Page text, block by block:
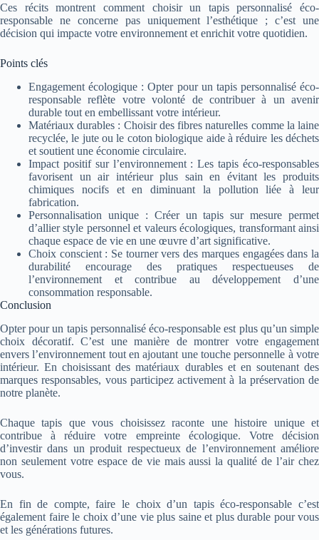
Ces récits montrent comment choisir un tapis personnalisé éco-
responsable ne concerne pas uniquement l’esthétique ; c’est une
décision qui impacte votre environnement et enrichit votre quotidien.
Points clés
Engagement écologique : Opter pour un tapis personnalisé éco-
responsable reflète votre volonté de contribuer à un avenir
durable tout en embellissant votre intérieur.
Matériaux durables : Choisir des fibres naturelles comme la laine
recyclée, le jute ou le coton biologique aide à réduire les déchets
et soutient une économie circulaire.
Impact positif sur l’environnement : Les tapis éco-responsables
favorisent un air intérieur plus sain en évitant les produits
chimiques nocifs et en diminuant la pollution liée à leur
fabrication.
Personnalisation unique : Créer un tapis sur mesure permet
d’allier style personnel et valeurs écologiques, transformant ainsi
chaque espace de vie en une œuvre d’art significative.
Choix conscient : Se tourner vers des marques engagées dans la
durabilité encourage des pratiques respectueuses de
l’environnement et contribue au développement d’une
consommation responsable.
Conclusion
Opter pour un tapis personnalisé éco-responsable est plus qu’un simple
choix décoratif. C’est une manière de montrer votre engagement
envers l’environnement tout en ajoutant une touche personnelle à votre
intérieur. En choisissant des matériaux durables et en soutenant des
marques responsables, vous participez activement à la préservation de
notre planète.
Chaque tapis que vous choisissez raconte une histoire unique et
contribue à réduire votre empreinte écologique. Votre décision
d’investir dans un produit respectueux de l’environnement améliore
non seulement votre espace de vie mais aussi la qualité de l’air chez
vous.
En fin de compte, faire le choix d’un tapis éco-responsable c’est
également faire le choix d’une vie plus saine et plus durable pour vous
et les générations futures.